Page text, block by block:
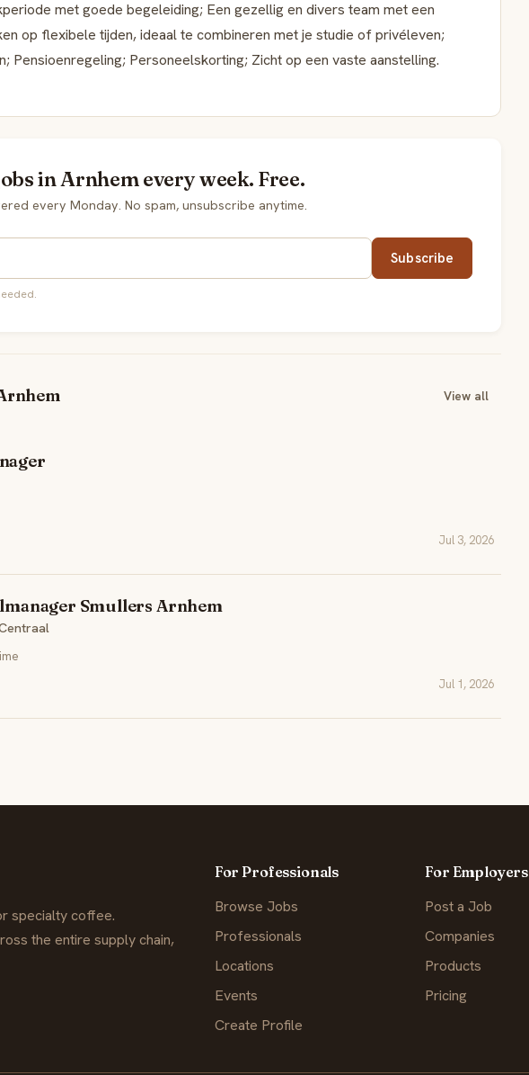
met goede begeleiding; Een gezellig en divers team met een
op flexibele tijden, ideaal te combineren met je studie of privéleven;
Pensioenregeling; Personeelskorting; Zicht op een vaste aanstelling.
in Arnhem every week. Free.
every Monday. No spam, unsubscribe anytime.
Subscribe
View all
Jul 3, 2026
Smullers Arnhem
Jul 1, 2026
specialty coffee.
the entire supply chain,
For Professionals
Browse Jobs
Professionals
Locations
Events
Create Profile
For Employers
Post a Job
Companies
Products
Pricing